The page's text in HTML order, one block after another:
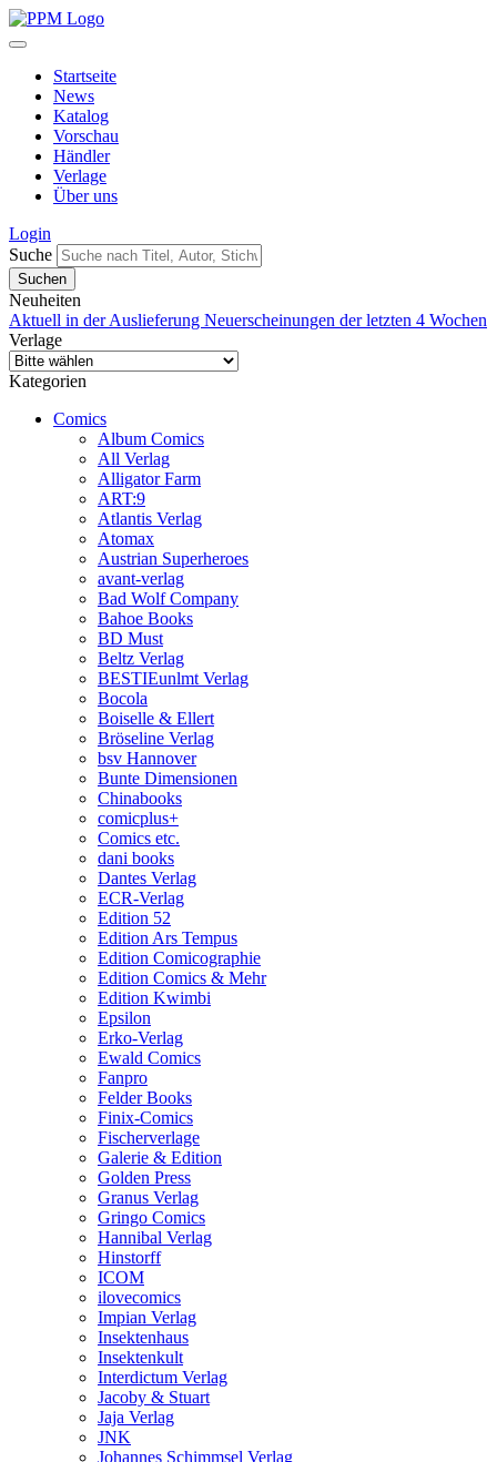
Startseite
News
Katalog
Vorschau
Händler
Verlage
Über uns
Login
Suche
Neuheiten
Aktuell in der Auslieferung Neuerscheinungen der letzten 4 Wochen
Verlage
Kategorien
Comics
Album Comics
All Verlag
Alligator Farm
ART:9
Atlantis Verlag
Atomax
Austrian Superheroes
avant-verlag
Bad Wolf Company
Bahoe Books
BD Must
Beltz Verlag
BESTIEunlmt Verlag
Bocola
Boiselle & Ellert
Bröseline Verlag
bsv Hannover
Bunte Dimensionen
Chinabooks
comicplus+
Comics etc.
dani books
Dantes Verlag
ECR-Verlag
Edition 52
Edition Ars Tempus
Edition Comicographie
Edition Comics & Mehr
Edition Kwimbi
Epsilon
Erko-Verlag
Ewald Comics
Fanpro
Felder Books
Finix-Comics
Fischerverlage
Galerie & Edition
Golden Press
Granus Verlag
Gringo Comics
Hannibal Verlag
Hinstorff
ICOM
ilovecomics
Impian Verlag
Insektenhaus
Insektenkult
Interdictum Verlag
Jacoby & Stuart
Jaja Verlag
JNK
Johannes Schimmsel Verlag